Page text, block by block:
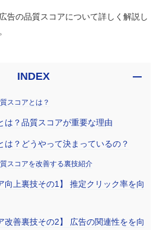
告の品質スコアについて詳しく解説し
INDEX
スコアとは？
は？品質スコアが重要な理由
は？どうやって決まっているの？
スコアを改善する裏技紹介
向上裏技その1】 推定クリック率を向
改善裏技その2】 広告の関連性をを向